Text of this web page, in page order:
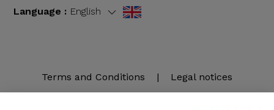
Language : English
Terms and Conditions | Legal notices